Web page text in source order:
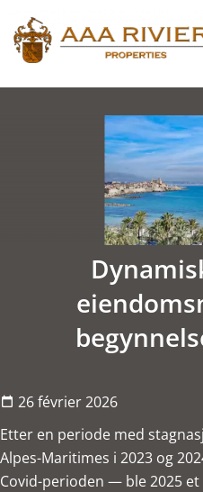
26 février 2026
Etter en periode med
Alpes-Maritimes i 2023 og
Covid-perioden — ble 2025